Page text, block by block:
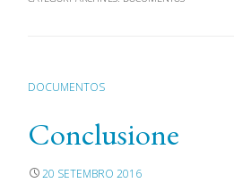
DOCUMENTOS
Conclusione
20 SETEMBRO 2016